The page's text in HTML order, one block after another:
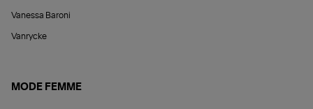
Vanessa Baroni
Vanrycke
MODE FEMME